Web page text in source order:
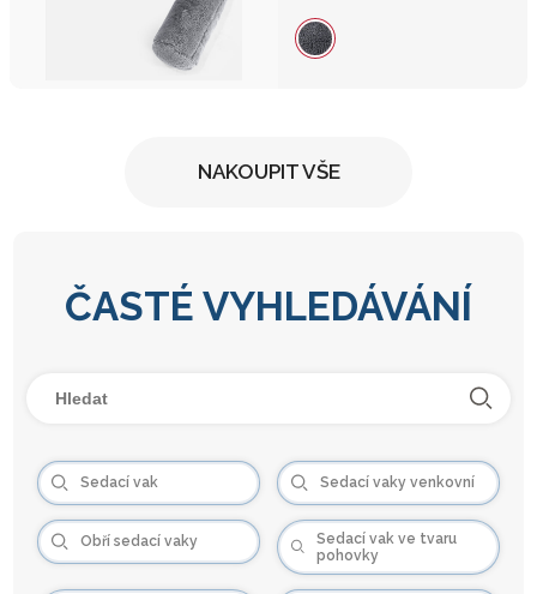
NAKOUPIT VŠE
ČASTÉ VYHLEDÁVÁNÍ
Sedací vak Sedací vaky venkovní
Obří sedací vaky
Sedací vak ve tvaru
pohovky